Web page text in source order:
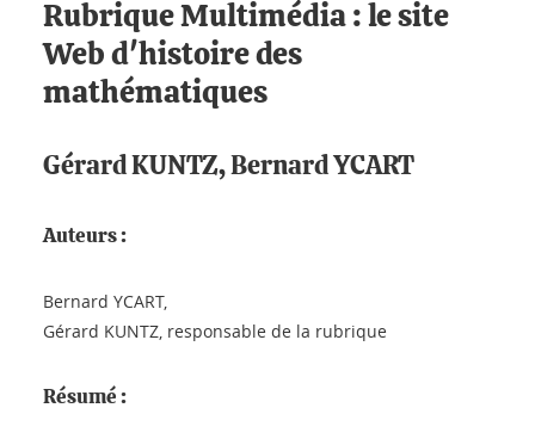
Rubrique Multimédia : le site
Web d'histoire des
mathématiques
Gérard KUNTZ, Bernard YCART
Auteurs :
Bernard YCART,
Gérard KUNTZ, responsable de la rubrique
Résumé :